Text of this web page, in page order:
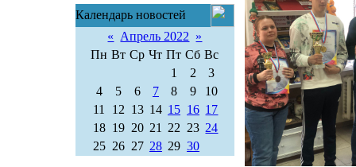
Календарь новостей
« Апрель 2022 »
Пн Вт Ср Чт Пт Сб Вс
1
2
3
4
5 6 7 8 9
10
11
12 13 14 15 16 17
18 19 20 21 22 23 24
25 26 27 28 29 30